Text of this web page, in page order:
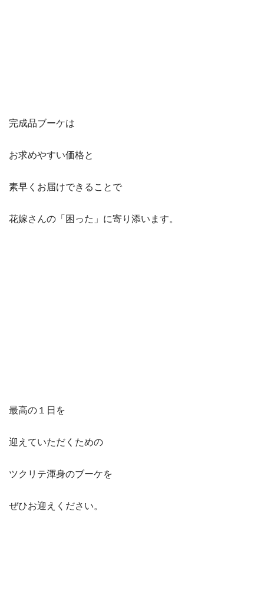
完成品ブーケは
お求めやすい価格と
素早くお届けできることで
花嫁さんの「困った」に寄り添います。
最高の１日を
迎えていただくための
ツクリテ渾身のブーケを
ぜひお迎えください。